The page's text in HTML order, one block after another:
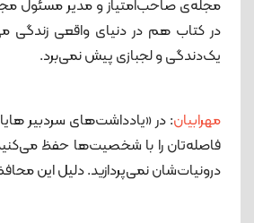
مجله‌ی صاحب‌امتیاز و مدیر مسئول
در کتاب هم در دنیای واقعی زندگی
یک‌دندگی و لجبازی پیش نمی‌برد.
مهرابیان: در «یادداشت‌های سردبیر
فاصله‌تان را با شخصیت‌ها حفظ
درونیات‌شان نمی‌پردازید. دلیل این